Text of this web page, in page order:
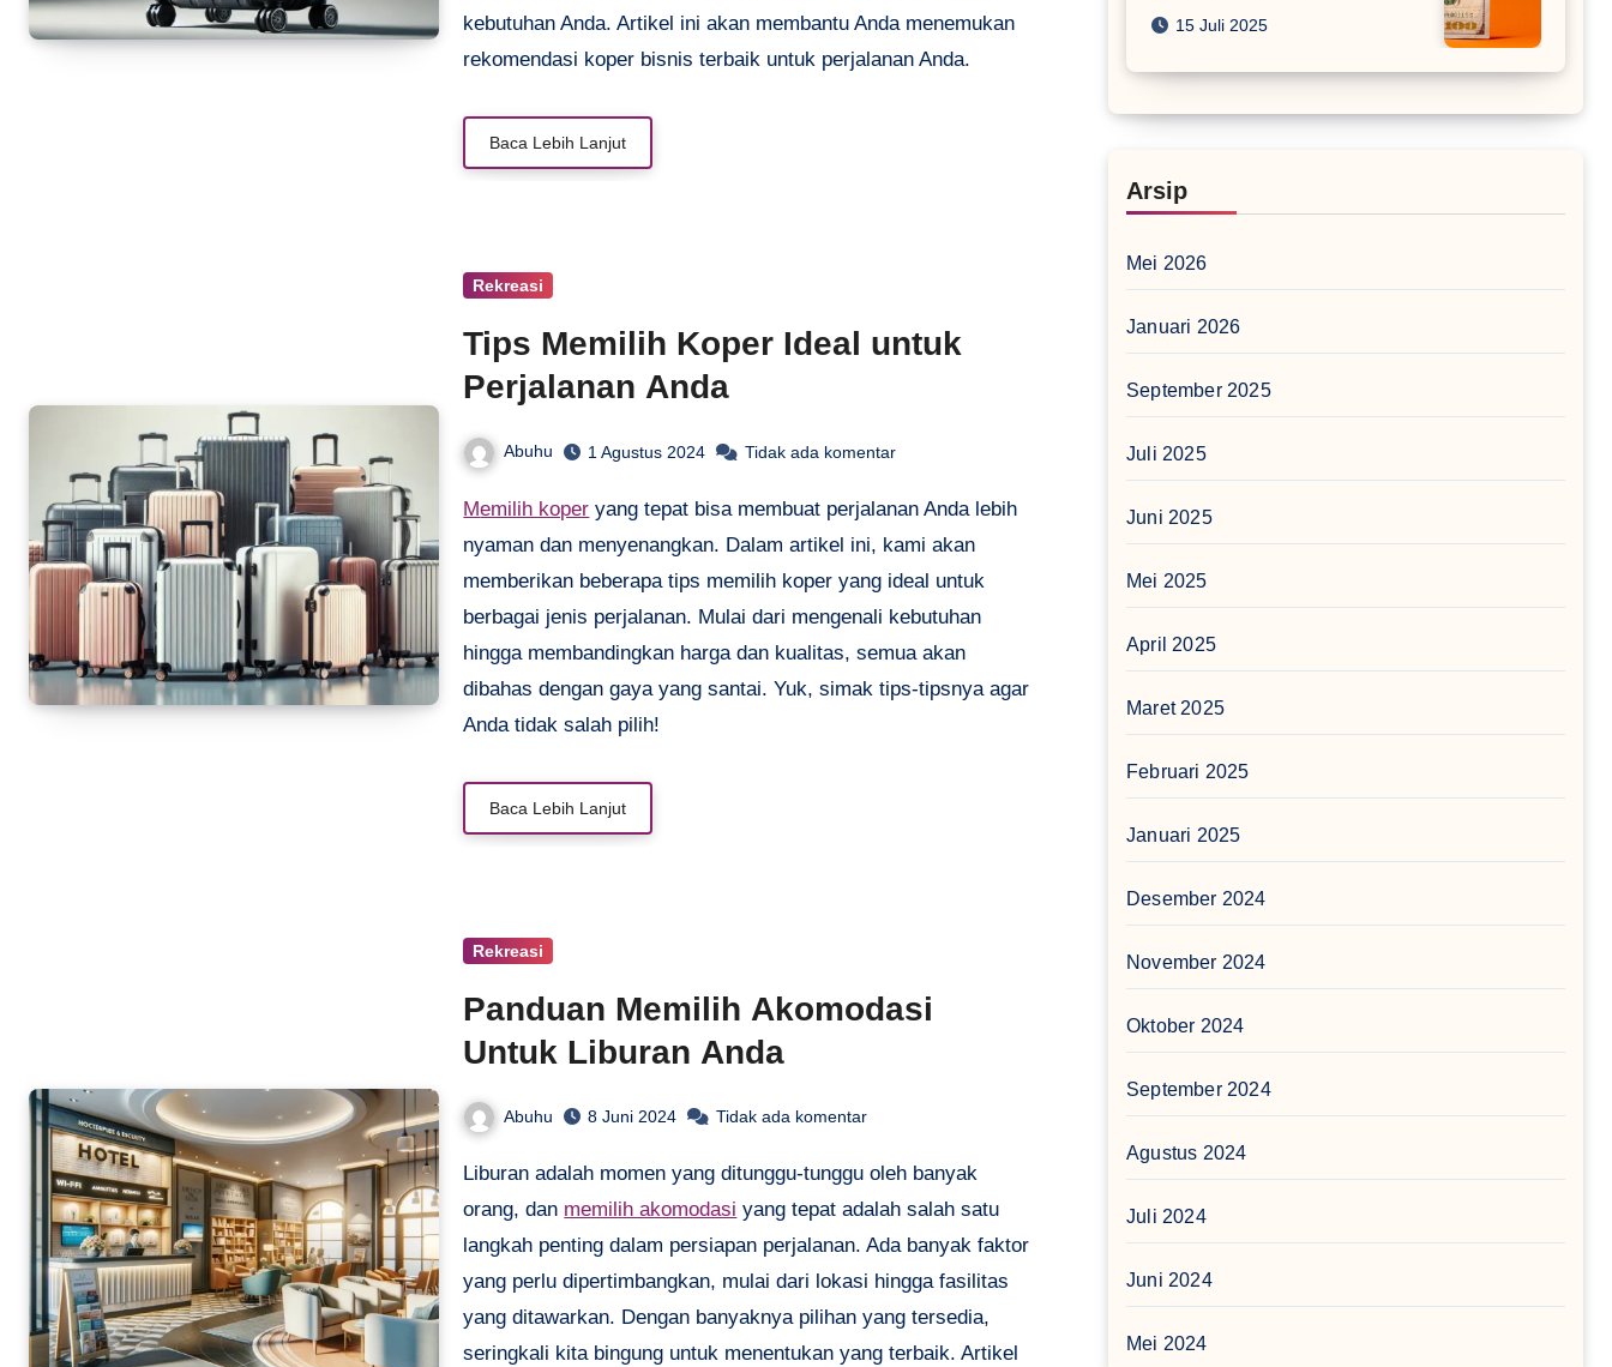
kebutuhan Anda. Artikel ini akan membantu Anda menemukan
rekomendasi koper bisnis terbaik untuk perjalanan Anda.
Baca Lebih Lanjut
Rekreasi
Tips Memilih Koper Ideal untuk
Perjalanan Anda
Abuhu 1 Agustus 2024 Tidak ada komentar
Memilih koper yang tepat bisa membuat perjalanan Anda lebih
nyaman dan menyenangkan. Dalam artikel ini, kami akan
memberikan beberapa tips memilih koper yang ideal untuk
berbagai jenis perjalanan. Mulai dari mengenali kebutuhan
hingga membandingkan harga dan kualitas, semua akan
dibahas dengan gaya yang santai. Yuk, simak tips-tipsnya agar
Anda tidak salah pilih!
Baca Lebih Lanjut
Rekreasi
Panduan Memilih Akomodasi
Untuk Liburan Anda
Abuhu 8 Juni 2024 Tidak ada komentar
Liburan adalah momen yang ditunggu-tunggu oleh banyak
orang, dan memilih akomodasi yang tepat adalah salah satu
langkah penting dalam persiapan perjalanan. Ada banyak faktor
yang perlu dipertimbangkan, mulai dari lokasi hingga fasilitas
yang ditawarkan. Dengan banyaknya pilihan yang tersedia,
seringkali kita bingung untuk menentukan yang terbaik. Artikel
15 Juli 2025
Arsip
Mei 2026
Januari 2026
September 2025
Juli 2025
Juni 2025
Mei 2025
April 2025
Maret 2025
Februari 2025
Januari 2025
Desember 2024
November 2024
Oktober 2024
September 2024
Agustus 2024
Juli 2024
Juni 2024
Mei 2024